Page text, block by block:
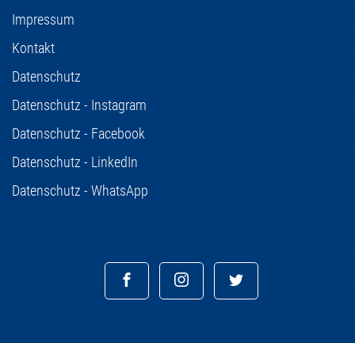
Impressum
Kontakt
Datenschutz
Datenschutz - Instagram
Datenschutz - Facebook
Datenschutz - LinkedIn
Datenschutz - WhatsApp